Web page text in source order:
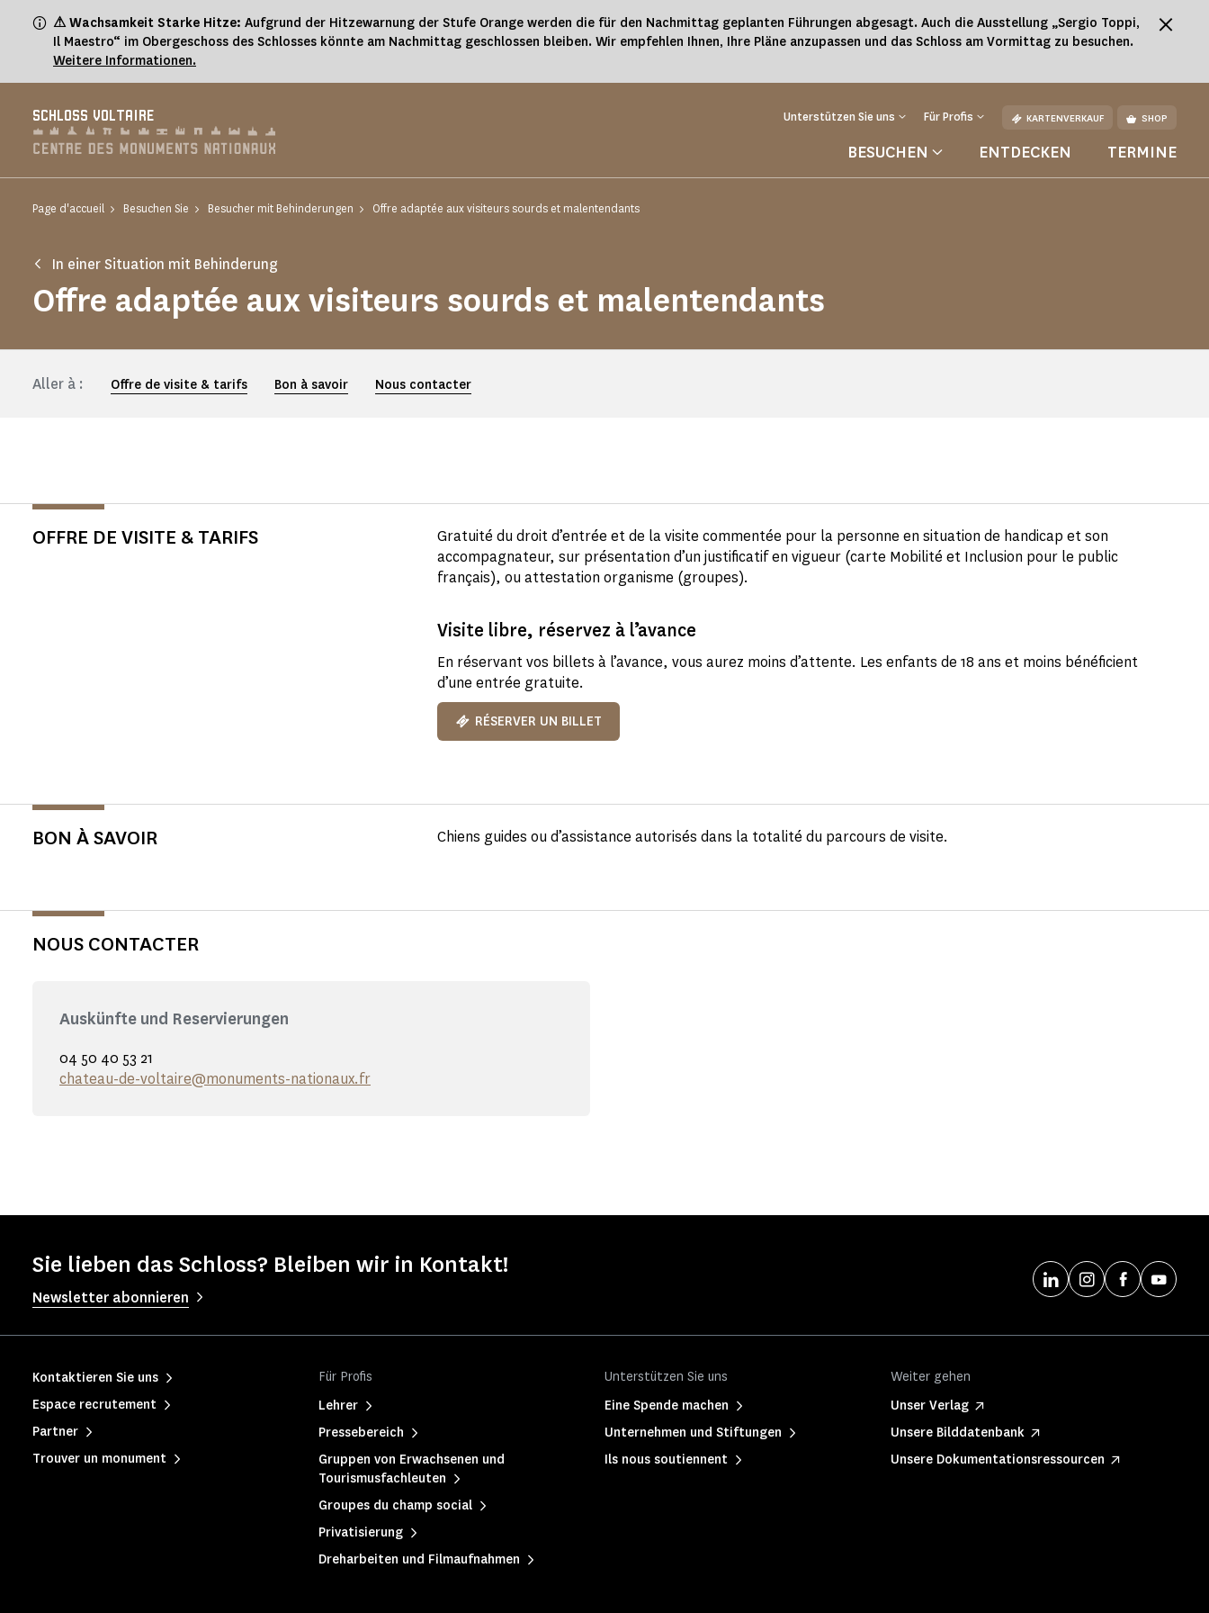
⚠ Wachsamkeit Starke Hitze: Aufgrund der Hitzewarnung der Stufe Orange werden die für den Nachmittag geplanten Führungen abgesagt. Auch die Ausstellung „Sergio Toppi,
Il Maestro“ im Obergeschoss des Schlosses könnte am Nachmittag geschlossen bleiben. Wir empfehlen Ihnen, Ihre Pläne anzupassen und das Schloss am Vormittag zu besuchen.
Weitere Informationen.
SCHLOSS VOLTAIRE Unterstützen Sie uns Für Profis KARTENVERKAUF SHOP
BESUCHEN ENTDECKEN TERMINE
Page d'accueil Besuchen Sie Besucher mit Behinderungen Offre adaptée aux visiteurs sourds et malentendants
In einer Situation mit Behinderung
Offre adaptée aux visiteurs sourds et malentendants
Aller à : Offre de visite & tarifs Bon à savoir Nous contacter
OFFRE DE VISITE & TARIFS
Gratuité du droit d’entrée et de la visite commentée pour la personne en situation de handicap et son
accompagnateur, sur présentation d’un justificatif en vigueur (carte Mobilité et Inclusion pour le public
français), ou attestation organisme (groupes).
Visite libre, réservez à l’avance
En réservant vos billets à l’avance, vous aurez moins d’attente. Les enfants de 18 ans et moins bénéficient
d’une entrée gratuite.
RÉSERVER UN BILLET
BON À SAVOIR Chiens guides ou d’assistance autorisés dans la totalité du parcours de visite.
NOUS CONTACTER
Auskünfte und Reservierungen
04 50 40 53 21
chateau-de-voltaire@monuments-nationaux.fr
Sie lieben das Schloss? Bleiben wir in Kontakt!
Newsletter abonnieren
Für Profis
Lehrer
Pressebereich
Gruppen von Erwachsenen und
Tourismusfachleuten
Groupes du champ social
Privatisierung
Dreharbeiten und Filmaufnahmen
Unterstützen Sie uns
Eine Spende machen
Unternehmen und Stiftungen
Ils nous soutiennent
Weiter gehen
Unser Verlag
Unsere Bilddatenbank
Unsere Dokumentationsressourcen
Kontaktieren Sie uns
Espace recrutement
Partner
Trouver un monument